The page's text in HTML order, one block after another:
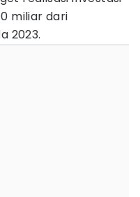
miliar dari
2023.